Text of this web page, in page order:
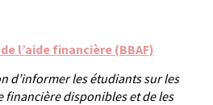
l’aide financière (BBAF)
d’informer les étudiants sur les
financière disponibles et de les